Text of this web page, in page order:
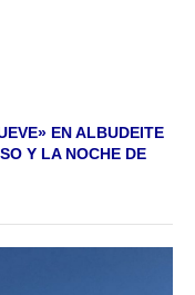
EN ALBUDEITE
Y LA NOCHE DE